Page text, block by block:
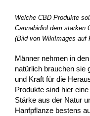
Welche CBD Produkte
Cannabidiol dem starken
(Bild von WikiImages auf
Männer nehmen in
natürlich brauchen sie
und Kraft für die
Produkte sind hier
Stärke aus der Natur
Hanfpflanze bestens